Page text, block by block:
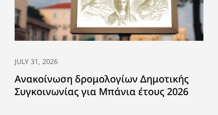
JULY 31, 2026
Ανακοίνωση δρομολογίων Δημοτικής
Συγκοινωνίας για Μπάνια έτους 2026